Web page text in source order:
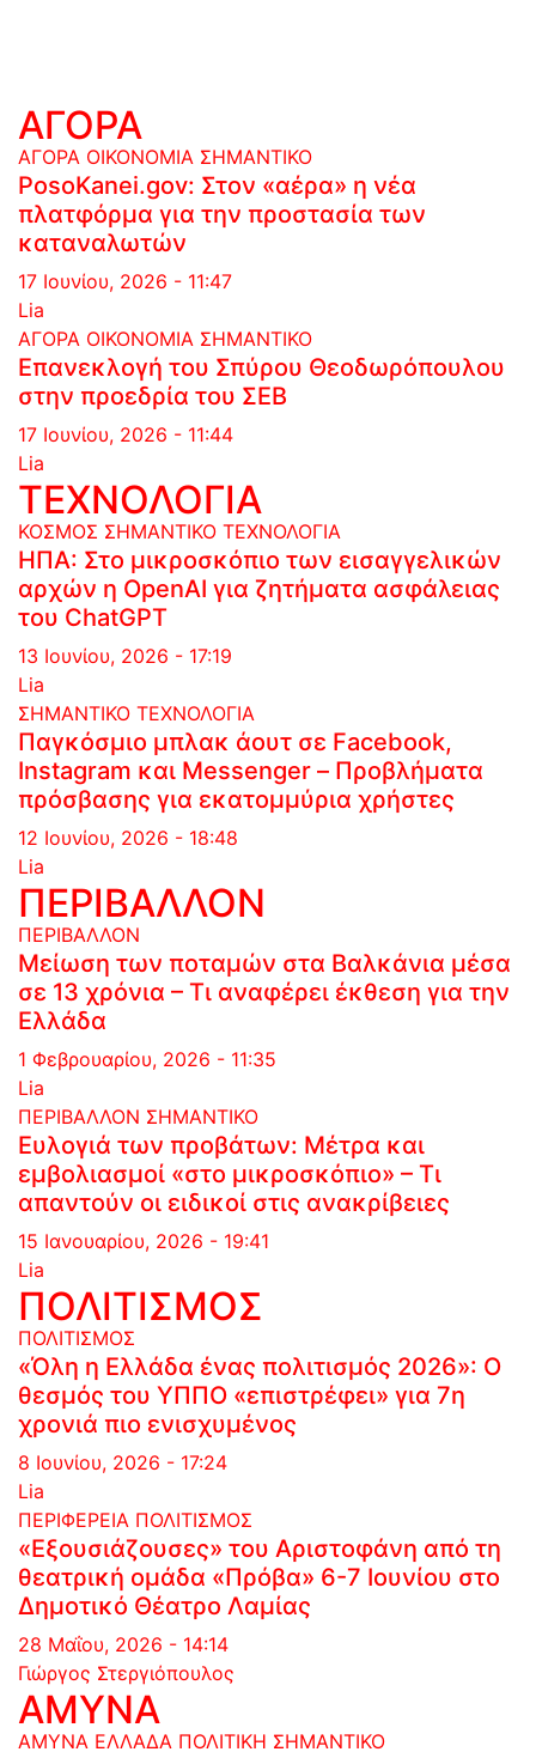
ΑΓΟΡΑ
ΑΓΟΡΑ ΟΙΚΟΝΟΜΙΑ ΣΗΜΑΝΤΙΚΟ
PosoKanei.gov: Στον «αέρα» η νέα
πλατφόρμα για την προστασία των
καταναλωτών
17 Ιουνίου, 2026 - 11:47
Lia
ΑΓΟΡΑ ΟΙΚΟΝΟΜΙΑ ΣΗΜΑΝΤΙΚΟ
Επανεκλογή του Σπύρου Θεοδωρόπουλου
στην προεδρία του ΣΕΒ
17 Ιουνίου, 2026 - 11:44
Lia
ΤΕΧΝΟΛΟΓΙΑ
ΚΟΣΜΟΣ ΣΗΜΑΝΤΙΚΟ ΤΕΧΝΟΛΟΓΙΑ
ΗΠΑ: Στο μικροσκόπιο των εισαγγελικών
αρχών η OpenAI για ζητήματα ασφάλειας
του ChatGPT
13 Ιουνίου, 2026 - 17:19
Lia
ΣΗΜΑΝΤΙΚΟ ΤΕΧΝΟΛΟΓΙΑ
Παγκόσμιο μπλακ άουτ σε Facebook,
Instagram και Messenger – Προβλήματα
πρόσβασης για εκατομμύρια χρήστες
12 Ιουνίου, 2026 - 18:48
Lia
ΠΕΡΙΒΑΛΛΟΝ
ΠΕΡΙΒΑΛΛΟΝ
Μείωση των ποταμών στα Βαλκάνια μέσα
σε 13 χρόνια – Τι αναφέρει έκθεση για την
Ελλάδα
1 Φεβρουαρίου, 2026 - 11:35
Lia
ΠΕΡΙΒΑΛΛΟΝ ΣΗΜΑΝΤΙΚΟ
Ευλογιά των προβάτων: Μέτρα και
εμβολιασμοί «στο μικροσκόπιο» – Τι
απαντούν οι ειδικοί στις ανακρίβειες
15 Ιανουαρίου, 2026 - 19:41
Lia
ΠΟΛΙΤΙΣΜΟΣ
ΠΟΛΙΤΙΣΜΟΣ
«Όλη η Ελλάδα ένας πολιτισμός 2026»: Ο
θεσμός του ΥΠΠΟ «επιστρέφει» για 7η
χρονιά πιο ενισχυμένος
8 Ιουνίου, 2026 - 17:24
Lia
ΠΕΡΙΦΕΡΕΙΑ ΠΟΛΙΤΙΣΜΟΣ
«Εξουσιάζουσες» του Αριστοφάνη από τη
θεατρική ομάδα «Πρόβα» 6-7 Ιουνίου στο
Δημοτικό Θέατρο Λαμίας
28 Μαΐου, 2026 - 14:14
Γιώργος Στεργιόπουλος
ΑΜΥΝΑ
ΑΜΥΝΑ ΕΛΛΑΔΑ ΠΟΛΙΤΙΚΗ ΣΗΜΑΝΤΙΚΟ